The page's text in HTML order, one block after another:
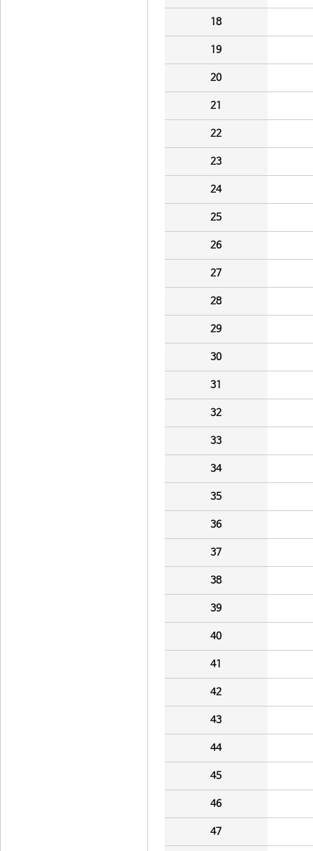
18
19
20
21
22
23
24
25
26
27
28
29
30
31
32
33
34
35
36
37
38
39
40
41
42
43
44
45
46
47